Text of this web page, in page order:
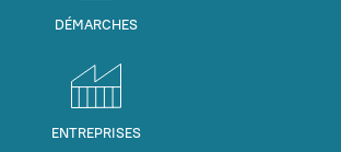
DÉMARCHES
ENTREPRISES